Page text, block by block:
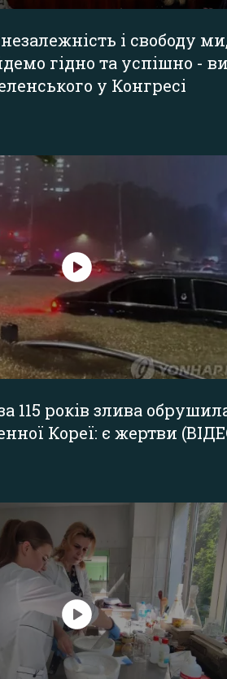
і свободу
гідно та успішно -
у Конгресі
115 років злива
Кореї: є жертви